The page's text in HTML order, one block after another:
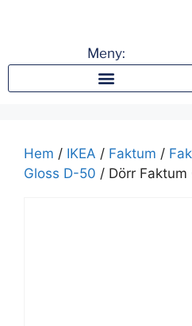
Meny:
Hem / IKEA / Faktum /
Gloss D-50 / Dörr